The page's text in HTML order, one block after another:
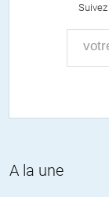
lois-
Relisez
soufferts
un raccourci
A la une